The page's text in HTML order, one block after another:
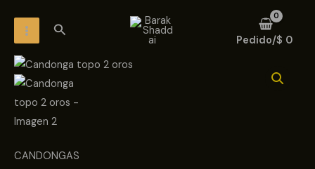
contenidoMENU
Buscar
Pedido/$ 0
CANDONGAS